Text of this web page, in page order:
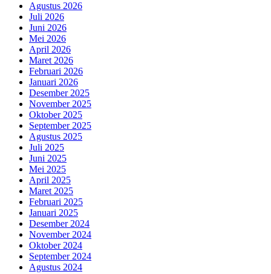
Agustus 2026
Juli 2026
Juni 2026
Mei 2026
April 2026
Maret 2026
Februari 2026
Januari 2026
Desember 2025
November 2025
Oktober 2025
September 2025
Agustus 2025
Juli 2025
Juni 2025
Mei 2025
April 2025
Maret 2025
Februari 2025
Januari 2025
Desember 2024
November 2024
Oktober 2024
September 2024
Agustus 2024